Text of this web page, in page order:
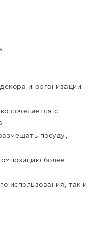
и организации
сочетается с
посуду,
более
использования, так и